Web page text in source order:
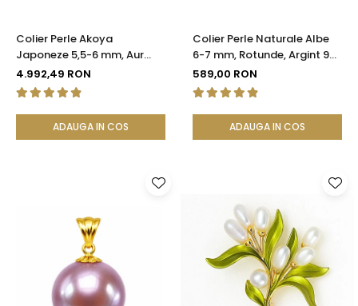
Colier Perle Akoya
Japoneze 5,5-6 mm, Aur
Galben 14K cu Închizătoare
Filigranată | KASKADDA®
4.992,49 RON
ADAUGA IN COS
Colier Perle Naturale Albe
6-7 mm, Rotunde, Argint 925
| KASKADDA®
589,00 RON
ADAUGA IN COS